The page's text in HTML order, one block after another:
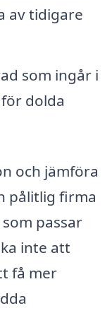
av tidigare
som ingår i
dolda
och jämföra
pålitlig firma
passar
inte att
få mer